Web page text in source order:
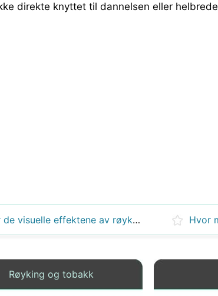
direkte knyttet til dannelsen eller
Hva er de visuelle effektene av røyking?
Røyking og tobakk